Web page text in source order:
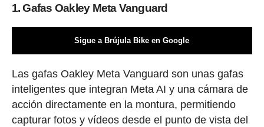
1. Gafas Oakley Meta Vanguard
Sigue a Brújula Bike en Google
Las gafas Oakley Meta Vanguard son unas gafas
inteligentes que integran Meta AI y una cámara de
acción directamente en la montura, permitiendo
capturar fotos y vídeos desde el punto de vista del